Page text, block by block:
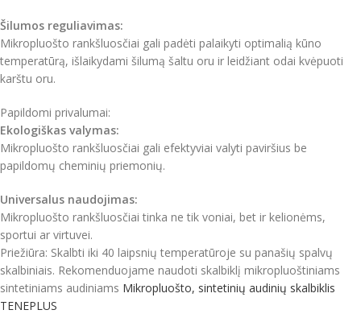
Šilumos reguliavimas:
Mikropluošto rankšluosčiai gali padėti palaikyti optimalią kūno
temperatūrą, išlaikydami šilumą šaltu oru ir leidžiant odai kvėpuoti
karštu oru.
Papildomi privalumai:
Ekologiškas valymas:
Mikropluošto rankšluosčiai gali efektyviai valyti paviršius be
papildomų cheminių priemonių.
Universalus naudojimas:
Mikropluošto rankšluosčiai tinka ne tik voniai, bet ir kelionėms,
sportui ar virtuvei.
Priežiūra: Skalbti iki 40 laipsnių temperatūroje su panašių spalvų
skalbiniais. Rekomenduojame naudoti skalbiklį mikropluoštiniams
sintetiniams audiniams Mikropluošto, sintetinių audinių skalbiklis
TENEPLUS